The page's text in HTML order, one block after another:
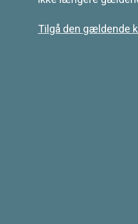
Tilgå den gældende